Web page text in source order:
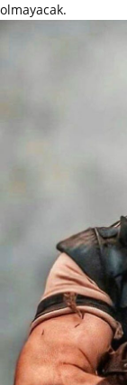
olmayacak.